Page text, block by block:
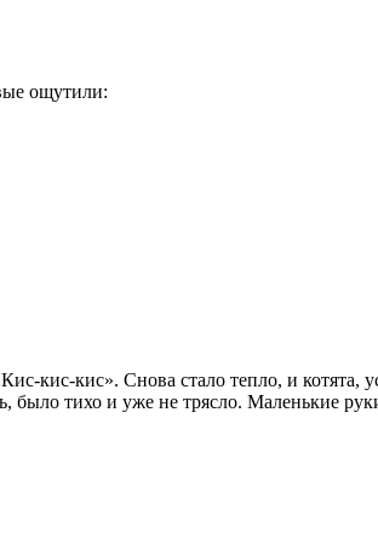
ощутили:
кис-кис». Снова стало тепло, и
было тихо и уже не трясло. Маленькие